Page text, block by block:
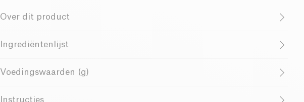
Over dit product
Vegan Glutenvrij (ingrediënten)
Ingrediëntenlijst
om de zuurgraad te regelen)
Voedingswaarden (g)
Waarde voor100g / 100ml
Instructies